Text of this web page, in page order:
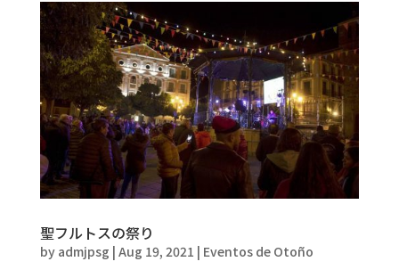
聖フルトスの祭り
by admjpsg | Aug 19, 2021 | Eventos de Otoño